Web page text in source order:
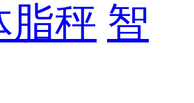
脂秤 智